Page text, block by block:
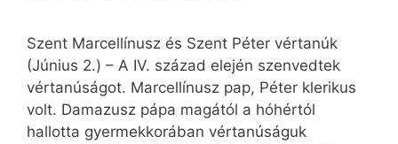
Szent Marcellínusz és Szent Péter vértanúk
(Június 2.) – A IV. század elején szenvedtek
vértanúságot. Marcellínusz pap, Péter klerikus
volt. Damazusz pápa magától a hóhértól
hallotta gyermekkorában vértanúságuk